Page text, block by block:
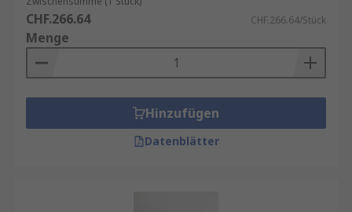
CHF.266.64 CHF.266.64/Stück
Menge
Hinzufügen
Datenblätter